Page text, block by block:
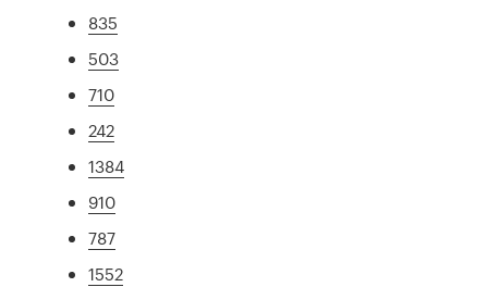
835
503
710
242
1384
910
787
1552